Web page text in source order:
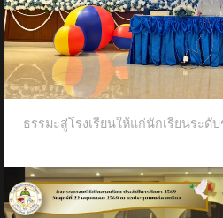
ธรรมะสู่โรงเรียนให้แก่นักเรียนระดั